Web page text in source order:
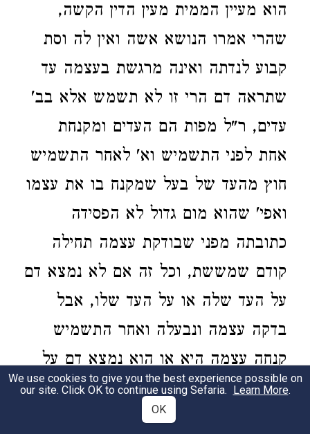
הוא מעיין הממית מעין הדין הקשה,
שהרי אמרו הנושא אשה ואין לה וסת
קבוע לנדתה ואינה מרגשת בעצמה עד
שתראה דם הרי זו לא תשמש אלא בב'
עדים, ר"ל מפות הם העדים ומקנחת
אחת לפני התשמיש וא' לאחר התשמיש
חוץ מהעד של בעל שמקנח בו את עצמו
ואפי' שהוא מום גדול לא הפסידה
כתובתה מפני שבודקת עצמה תחילה
קודם שמששת, וכל זה אם לא נמצא דם
על העד שלה או על העד שלו, אבל
בדקה עצמה ונבעלה ואחר התשמיש
קנחה עצמה היא או הוא נמצא דם על
שלה או על שלו ואירע זה ג' פעמים זה
אחר זה אסורה לו ומגרש ותצא בלא
We use cookies to give you the best experience possible on
our site. Click OK to continue using Sefaria. Learn More.
OK